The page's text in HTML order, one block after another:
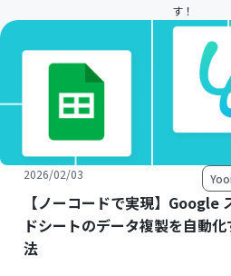
す！
2026/02/03
【ノーコードで実現】Google
ドシートのデータ複製を自動
法